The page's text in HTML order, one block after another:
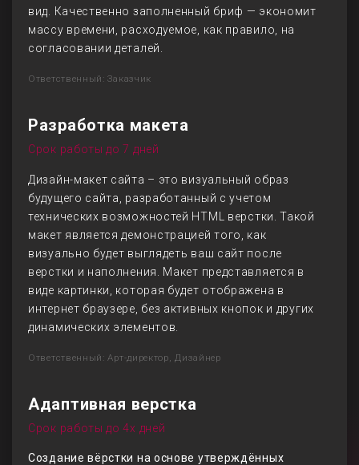
вид. Качественно заполненный бриф — экономит
массу времени, расходуемое, как правило, на
согласовании деталей.
Ответственный: Заказчик
Разработка макета
Срок работы до 7 дней
Дизайн-макет сайта – это визуальный образ
будущего сайта, разработанный с учетом
технических возможностей HTML верстки. Такой
макет является демонстрацией того, как
визуально будет выглядеть ваш сайт после
верстки и наполнения. Макет представляется в
виде картинки, которая будет отображена в
интернет браузере, без активных кнопок и других
динамических элементов.
Ответственный: Арт-директор, Дизайнер
Адаптивная верстка
Срок работы до 4х дней
Создание вёрстки на основе утверждённых